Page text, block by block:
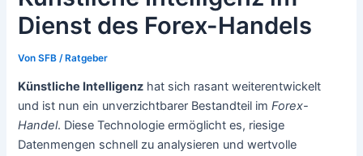
Dienst des Forex-Handels
VonSFB/Ratgeber
Künstliche Intelligenz hat sich rasant weiterentwickelt
und ist nun ein unverzichtbarer Bestandteil imForex-
Handel. Diese Technologie ermöglicht es, riesige
Datenmengen schnell zu analysieren und wertvolle